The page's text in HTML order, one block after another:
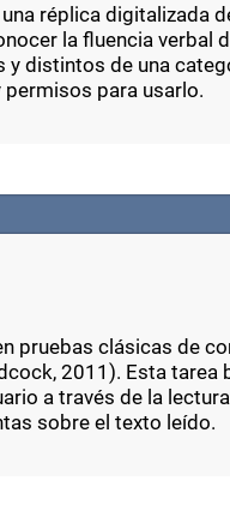
réplica digitalizada
la fluencia verbal
distintos de una
para usarlo.
pruebas clásicas de
2011). Esta tarea
a través de la
sobre el texto leído.